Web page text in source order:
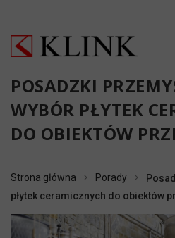
POSADZKI
WYBÓR PŁYTEK
DO OBIEKTÓW
Strona główna Porady
płytek ceramicznych do obiektów